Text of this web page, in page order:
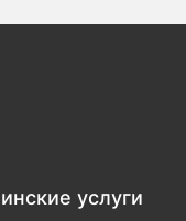
услуги